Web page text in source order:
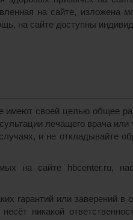
на сайте, изложена
на сайте доступны
своей целью общее
лечащего врача
и не откладывайте
на сайте hbcenter.ru,
гарантий или заверений
никакой